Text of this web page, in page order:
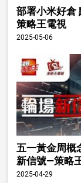
部署小米好倉
策略王電視
2025-05-06
五一黃金周概
新信號—策略
2025-04-29